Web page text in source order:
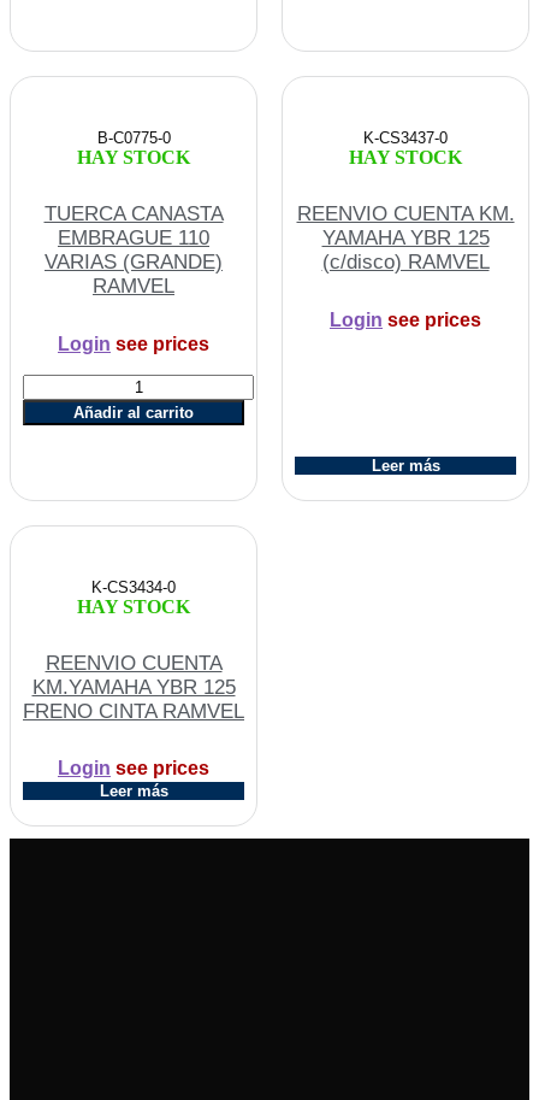
cantidad
cantidad
B-C0775-0
HAY STOCK
TUERCA CANASTA
EMBRAGUE 110
VARIAS (GRANDE)
RAMVEL
Login see prices
CANASTA
EMBRAGUE
cantidad
Añadir al carrito
K-CS3437-0
HAY STOCK
REENVIO CUENTA KM.
YAMAHA YBR 125
(c/disco) RAMVEL
Login see prices
Leer más
K-CS3434-0
HAY STOCK
REENVIO CUENTA
KM.YAMAHA YBR 125
FRENO CINTA RAMVEL
Login see prices
Leer más